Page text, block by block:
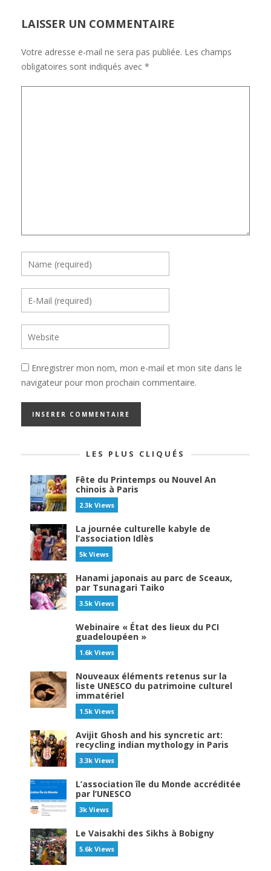
LAISSER UN COMMENTAIRE
Votre adresse e-mail ne sera pas publiée. Les champs
obligatoires sont indiqués avec *
Enregistrer mon nom, mon e-mail et mon site dans le
navigateur pour mon prochain commentaire.
LES PLUS CLIQUÉS
Fête du Printemps ou Nouvel An
chinois à Paris
2.3k Views
La journée culturelle kabyle de
l’association Idlès
5k Views
Hanami japonais au parc de Sceaux,
par Tsunagari Taiko
3.5k Views
Webinaire « État des lieux du PCI
guadeloupéen »
1.6k Views
Nouveaux éléments retenus sur la
liste UNESCO du patrimoine culturel
immatériel
1.5k Views
Avijit Ghosh and his syncretic art:
recycling indian mythology in Paris
3.3k Views
L’association île du Monde accréditée
par l’UNESCO
3k Views
Le Vaisakhi des Sikhs à Bobigny
5.6k Views